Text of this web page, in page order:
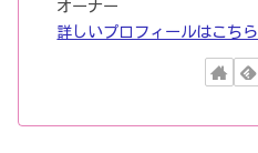
オーナー
詳しいプロフィールはこちら